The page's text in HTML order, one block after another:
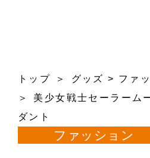
トップ グッズ > ファ
美少女戦士セーラーム
ダント
ファッション